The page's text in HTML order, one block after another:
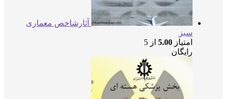
آثارشاخص معماری
5.00از 5